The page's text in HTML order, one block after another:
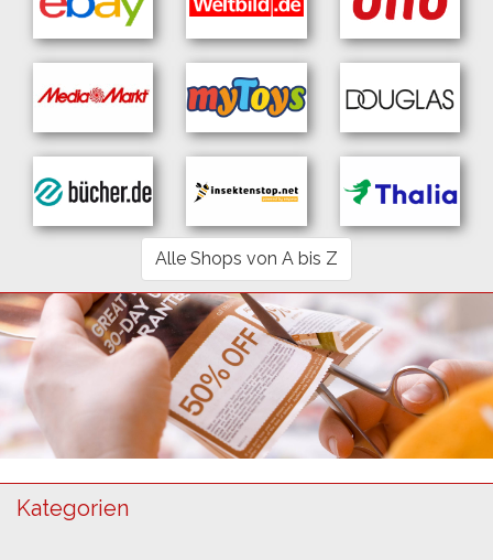
Alle Shops von A bis Z
Kategorien